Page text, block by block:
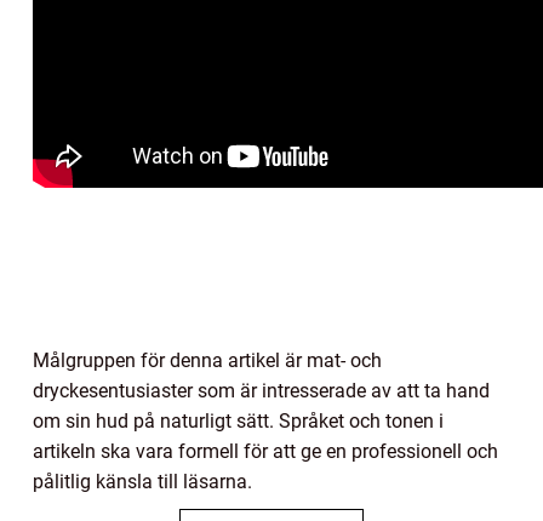
Målgruppen för denna artikel är mat- och
dryckesentusiaster som är intresserade av att ta hand
om sin hud på naturligt sätt. Språket och tonen i
artikeln ska vara formell för att ge en professionell och
pålitlig känsla till läsarna.